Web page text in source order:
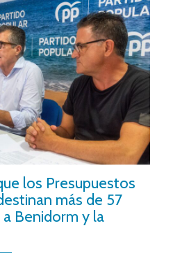
los Presupuestos
más de 57
Benidorm y la